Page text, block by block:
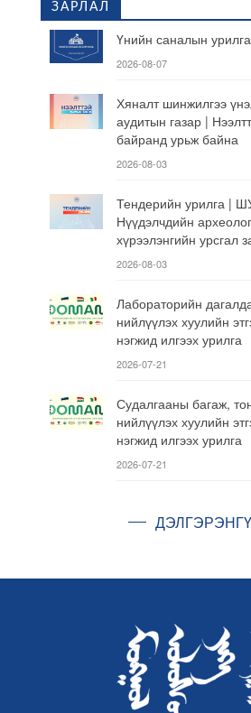
ЗАРЛАЛ
Үнийн саналын урилга
2026-08-07
Хяналт шинжилгээ
аудитын газар |
байранд урьж байна
2026-08-03
Тендерийн урилга |
Нүүдэлчдийн
хүрээлэнгийн урсгал
2026-08-03
Лабораторийн
нийлүүлэх хуулийн
нэгжид илгээх урилга
2026-07-21
Судалгааны багаж,
нийлүүлэх хуулийн
нэгжид илгээх урилга
2026-07-21